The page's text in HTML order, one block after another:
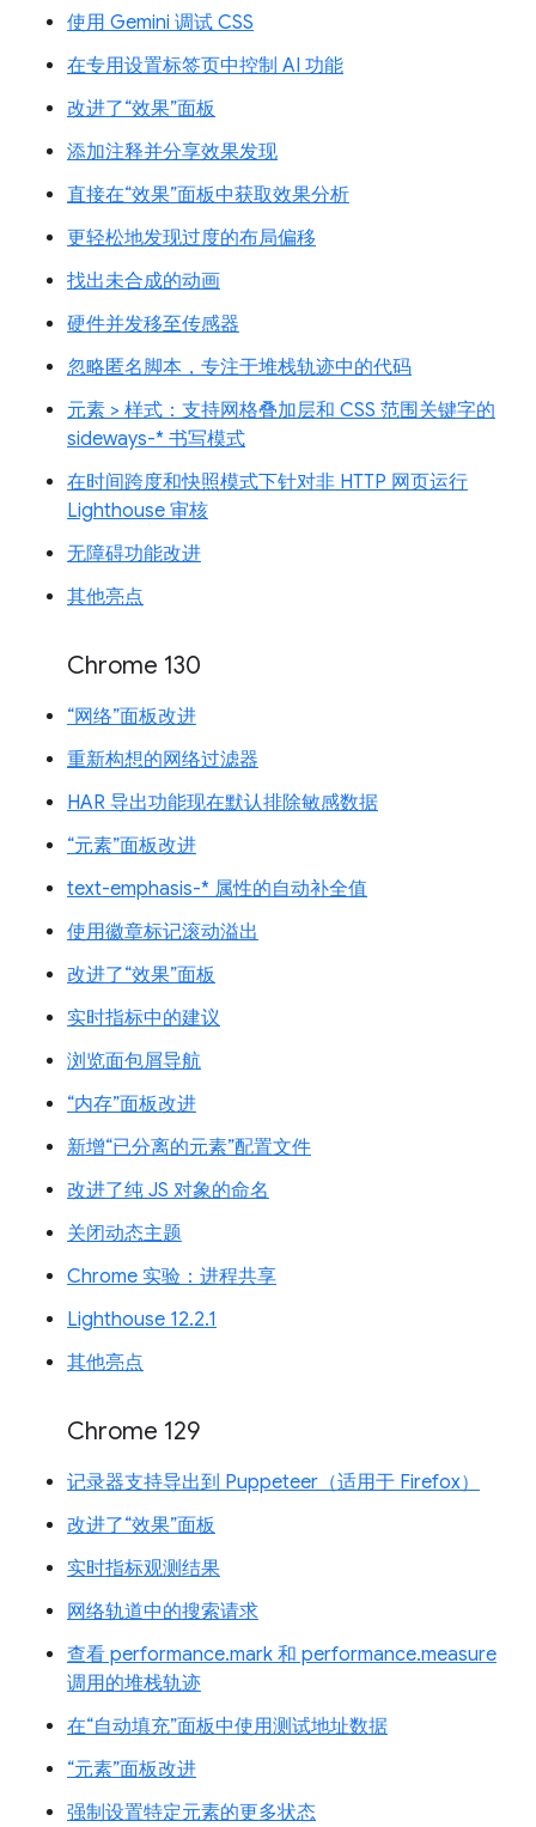
使用 Gemini 调试 CSS
在专用设置标签页中控制 AI 功能
改进了“效果”面板
添加注释并分享效果发现
直接在“效果”面板中获取效果分析
更轻松地发现过度的布局偏移
找出未合成的动画
硬件并发移至传感器
忽略匿名脚本，专注于堆栈轨迹中的代码
元素 > 样式：支持网格叠加层和 CSS 范围关键字的
sideways-* 书写模式
在时间跨度和快照模式下针对非 HTTP 网页运行
Lighthouse 审核
无障碍功能改进
其他亮点
Chrome 130
“网络”面板改进
重新构想的网络过滤器
HAR 导出功能现在默认排除敏感数据
“元素”面板改进
text-emphasis-* 属性的自动补全值
使用徽章标记滚动溢出
改进了“效果”面板
实时指标中的建议
浏览面包屑导航
“内存”面板改进
新增“已分离的元素”配置文件
改进了纯 JS 对象的命名
关闭动态主题
Chrome 实验：进程共享
Lighthouse 12.2.1
其他亮点
Chrome 129
记录器支持导出到 Puppeteer（适用于 Firefox）
改进了“效果”面板
实时指标观测结果
网络轨道中的搜索请求
查看 performance.mark 和 performance.measure
调用的堆栈轨迹
在“自动填充”面板中使用测试地址数据
“元素”面板改进
强制设置特定元素的更多状态